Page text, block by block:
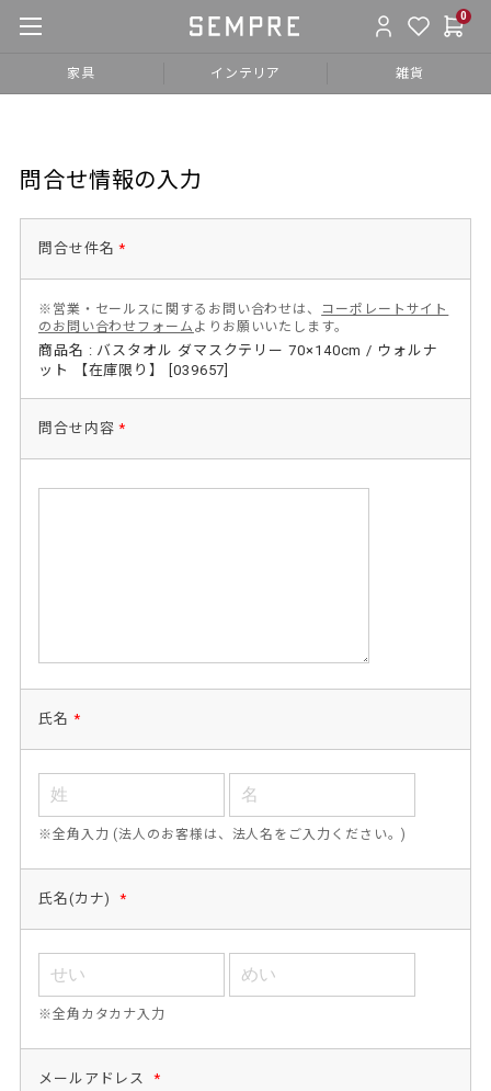
0
家具 インテリア 雑貨
問合せ情報の入力
問合せ件名 *
※営業・セールスに関するお問い合わせは、 コーポレートサイト
のお問い合わせフォーム よりお願いいたします。
商品名 : バスタオル ダマスクテリー 70×140cm / ウォルナ
ット 【在庫限り】 [039657]
問合せ内容 *
氏名 *
※全角入力 (法人のお客様は、法人名をご入力ください。)
氏名(カナ) *
※全角カタカナ入力
メールアドレス *